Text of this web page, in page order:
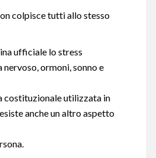
colpisce tutti allo stesso
ufficiale lo stress
ormoni, sonno e
costituzionale utilizzata in
anche un altro aspetto